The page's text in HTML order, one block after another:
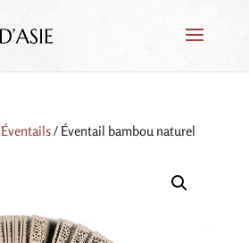
Éventails/ Éventail bambou naturel